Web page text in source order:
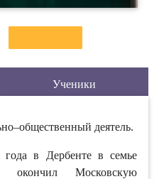
Ученики
деятель.
года в Дербенте в семье
Московскую